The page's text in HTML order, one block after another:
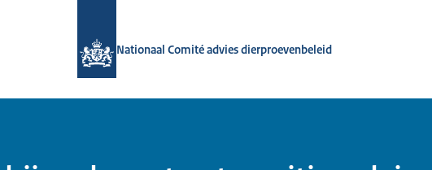
Nationaal Comité advies dierproevenbeleid